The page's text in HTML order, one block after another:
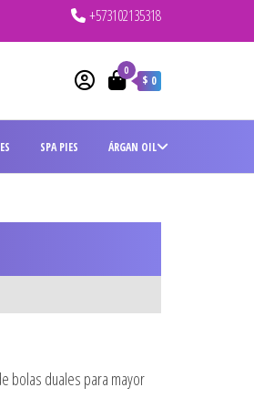
+573102135318
0
$ 0
SPA PIES ÁRGAN OIL
bolas duales para mayor